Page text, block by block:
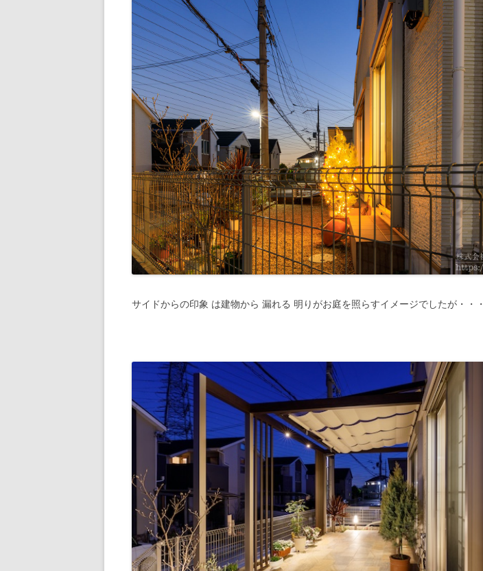
サイドからの印象 は建物から 漏れる 明りがお庭を照らすイメージでしたが・・・